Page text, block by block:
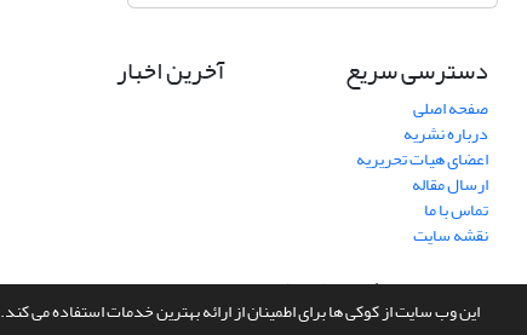
این وب سایت از کوکی ها برای اطمینان از ارائه بهترین خدمات استفاده می کند.
دسترسی سریع
صفحه اصلی
درباره نشریه
اعضای هیات تحریریه
ارسال مقاله
تماس با ما
نقشه سایت
آخرین اخبار
سامانه مدیریت نشریات علمی.طراحی و پیاده سازی ازسیناوب